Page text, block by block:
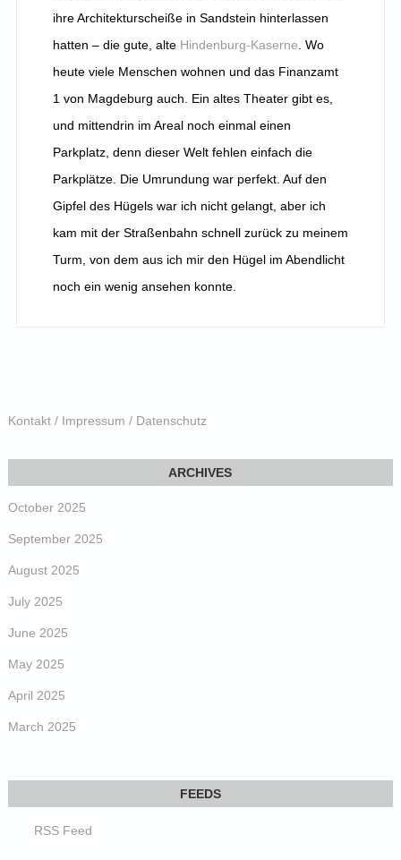
ihre Architekturscheiße in Sandstein hinterlassen
hatten – die gute, alte Hindenburg-Kaserne . Wo
heute viele Menschen wohnen und das Finanzamt
1 von Magdeburg auch. Ein altes Theater gibt es,
und mittendrin im Areal noch einmal einen
Parkplatz, denn dieser Welt fehlen einfach die
Parkplätze. Die Umrundung war perfekt. Auf den
Gipfel des Hügels war ich nicht gelangt, aber ich
kam mit der Straßenbahn schnell zurück zu meinem
Turm, von dem aus ich mir den Hügel im Abendlicht
noch ein wenig ansehen konnte.
Kontakt / Impressum / Datenschutz
October 2025
September 2025
August 2025
July 2025
June 2025
May 2025
April 2025
March 2025
RSS Feed